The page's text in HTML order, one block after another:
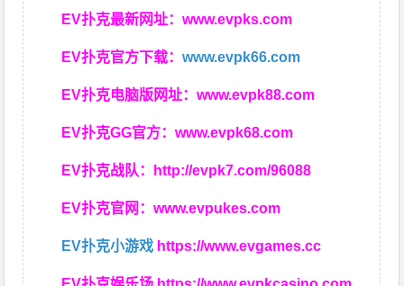
EV扑克最新网址：www.evpks.com
EV扑克官方下载：www.evpk66.com
EV扑克电脑版网址：www.evpk88.com
EV扑克GG官方：www.evpk68.com
EV扑克战队： http://evpk7.com/96088
EV扑克官网：www.evpukes.com
EV扑克小游戏 https://www.evgames.cc